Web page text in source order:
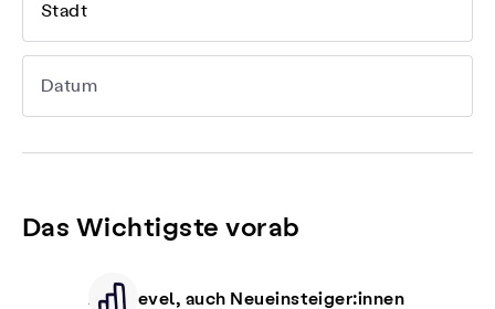
Stadt
Datum
Das Wichtigste vorab
Alle Level, auch Neueinsteiger:innen